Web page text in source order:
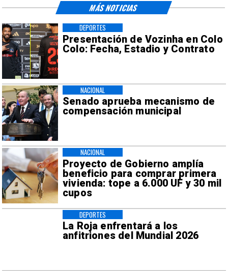
Presentación de Vozinha en Colo
Colo: Fecha, Estadio y Contrato
DEPORTES
Senado aprueba mecanismo de
compensación municipal
NACIONAL
Proyecto de Gobierno amplía
beneficio para comprar primera
vivienda: tope a 6.000 UF y 30 mil
cupos
NACIONAL
La Roja enfrentará a los
anfitriones del Mundial 2026
DEPORTES
MÁS NOTICIAS